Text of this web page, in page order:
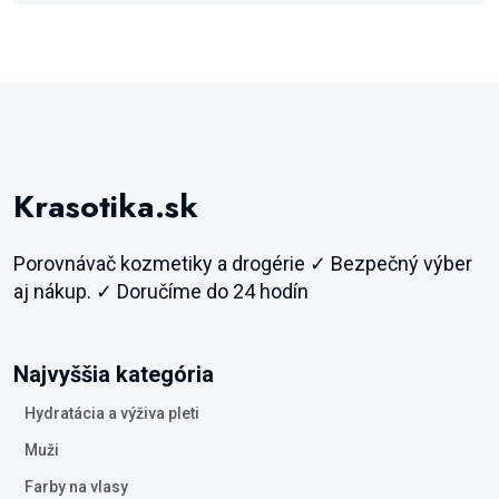
Krasotika.sk
Porovnávač kozmetiky a drogérie ✓ Bezpečný výber
aj nákup. ✓ Doručíme do 24 hodín
Najvyššia kategória
Hydratácia a výživa pleti
Muži
Farby na vlasy